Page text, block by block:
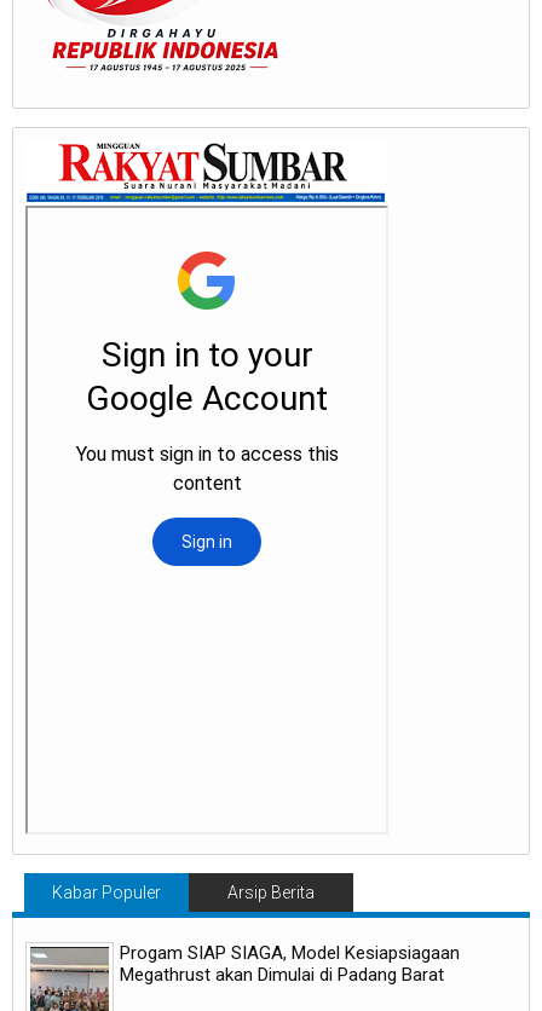
Kabar Populer Arsip Berita
Progam SIAP SIAGA, Model Kesiapsiagaan
Megathrust akan Dimulai di Padang Barat